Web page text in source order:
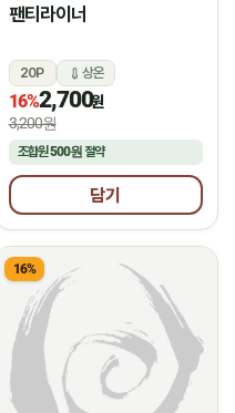
팬티라이너
20P 상온
16%2,700원
3,200원
조합원500원절약
담기
16%